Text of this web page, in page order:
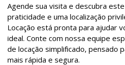
Agende sua visita e descubra
praticidade e uma localização
Locação está pronta para ajudar
ideal. Conte com nossa equipe
de locação simplificado, pensado
mais rápida e segura.